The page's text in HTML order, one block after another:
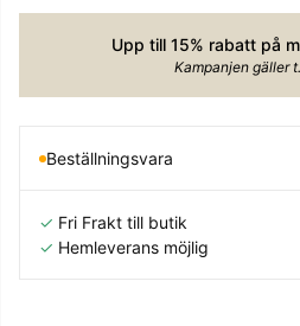
Upp till 15% rabatt på
Kampanjen gäller
Beställningsvara
✓ Fri Frakt till butik
✓ Hemleverans möjlig